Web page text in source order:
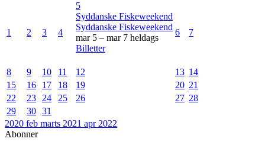
1 2 3 4
5
Syddanske Fiskeweekend
Syddanske Fiskeweekend
mar 5 – mar 7 heldags
Billetter
6 7
8 9 10 11 12 13 14
15
16 17 18 19 20 21
22
23 24 25 26 27 28
29
30 31
2020 feb marts 2021 apr 2022
Abonner